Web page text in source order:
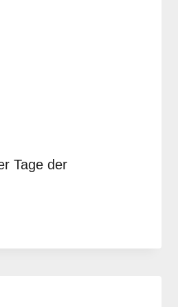
Tage der